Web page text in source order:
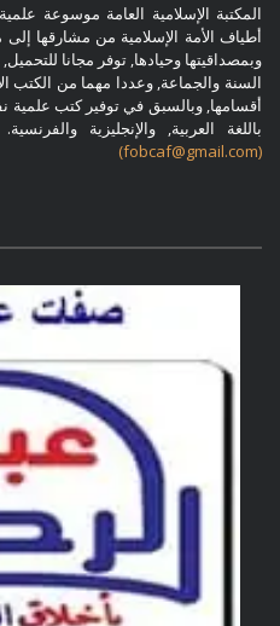
المكتبة الإسلامية العامة موسوعة
أطياف الأمة الإسلامية من مشارقها إلى
وبمصداقيتها وحيادها, توفر مجانا
السنة والجماعة, وعددا مهما من الكتب
أقسامها, وبالسبق في توفير كتب علمية
باللغة العربية, والإنجليزية
(fobcaf@gmail.com)